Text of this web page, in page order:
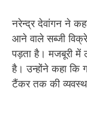
नरेन्द्र देवांगन ने
आने वाले सब्जी
पड़ता है। मजबूरी में
है। उन्होंने कहा कि
टैंकर तक की